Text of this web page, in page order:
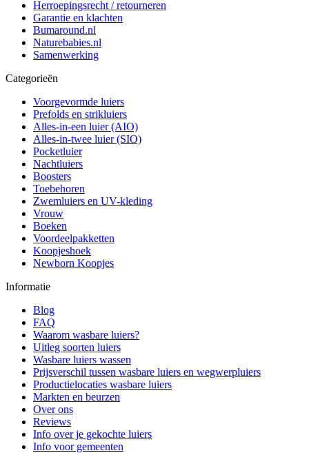
Herroepingsrecht / retourneren
Garantie en klachten
Bumaround.nl
Naturebabies.nl
Samenwerking
Categorieën
Voorgevormde luiers
Prefolds en strikluiers
Alles-in-een luier (AIO)
Alles-in-twee luier (SIO)
Pocketluier
Nachtluiers
Boosters
Toebehoren
Zwemluiers en UV-kleding
Vrouw
Boeken
Voordeelpakketten
Koopjeshoek
Newborn Koopjes
Informatie
Blog
FAQ
Waarom wasbare luiers?
Uitleg soorten luiers
Wasbare luiers wassen
Prijsverschil tussen wasbare luiers en wegwerpluiers
Productielocaties wasbare luiers
Markten en beurzen
Over ons
Reviews
Info over je gekochte luiers
Info voor gemeenten